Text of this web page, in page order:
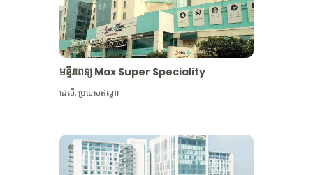
មន្ទីរពេទ្យ Max Super Speciality
ដេលី,ប្រទេសឥណ្ឌា